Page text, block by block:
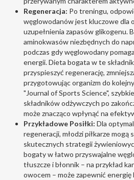
Regeneracja: Po treningu,
węglowodanów jest kluczowe dla
uzupełnienia zapasów glikogenu.
aminokwasów niezbędnych do
podczas gdy węglowodany
energii. Dieta bogata w te
przyspieszyć regenerację,
przygotowując organizm do
"Journal of Sports Science",
składników odżywczych po
może znacząco wpłynąć na
Przykładowe Posiłki: Dla
regeneracji, młodzi piłkarze
skutecznych strategii
bogaty w łatwo przyswajalne
tłuszcze i błonnik – na przykład
owocem – może zapewnić